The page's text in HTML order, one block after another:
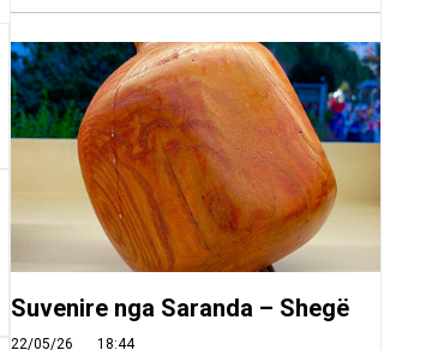
Suvenire nga Saranda – Shegë
22/05/26 18:44